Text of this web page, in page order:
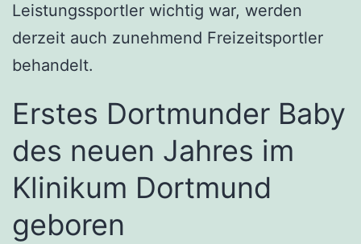
Leistungssportler wichtig war, werden
derzeit auch zunehmend Freizeitsportler
behandelt.
Erstes Dortmunder Baby
des neuen Jahres im
Klinikum Dortmund
geboren